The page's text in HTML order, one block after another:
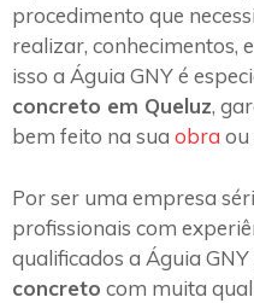
procedimento que
realizar, conhecimentos,
isso a Águia GNY é
concreto em Queluz,
bem feito na sua obra ou
Por ser uma empresa
profissionais com
qualificados a Águia
concreto com muita